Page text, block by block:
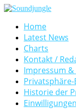
Home
Latest News
Charts
Kontakt /
Impressum
Historie der